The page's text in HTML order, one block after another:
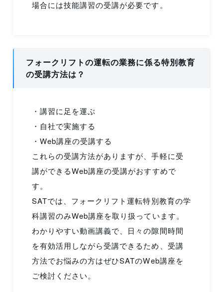
場合には技能講習の受講が必要です。
フォークリフトの運転の業務に係る特別教育
の受講方法は？
・講習に足を運ぶ
・自社で実施する
・Web講座の受講する
これらの受講方法がありますが、手軽に受
講ができるWeb講座の受講がおすすめで
す。
SATでは、フォークリフト運転特別教育の学
科講習のみWeb講座を取り扱っています。
わかりやすい動画講義で、日々の隙間時間
を有効活用しながら受講できるため、受講
方法でお悩みの方はぜひSATのWeb講座を
ご検討ください。